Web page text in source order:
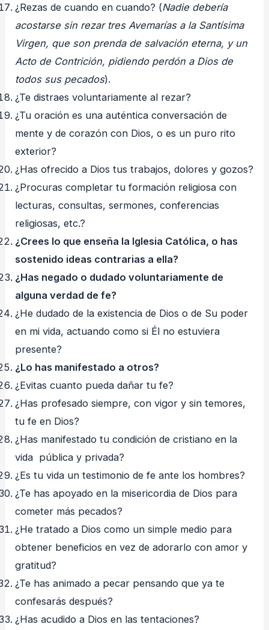
¿Rezas de cuando en cuando? (Nadie debería
acostarse sin rezar tres Avemarías a la Santísima
Virgen, que son prenda de salvación eterna, y un
Acto de Contrición, pidiendo perdón a Dios de
todos sus pecados).
¿Te distraes voluntariamente al rezar?
¿Tu oración es una auténtica conversación de
mente y de corazón con Dios, o es un puro rito
exterior?
¿Has ofrecido a Dios tus trabajos, dolores y gozos?
¿Procuras completar tu formación religiosa con
lecturas, consultas, sermones, conferencias
religiosas, etc.?
¿Crees lo que enseña la Iglesia Católica, o has
sostenido ideas contrarias a ella?
¿Has negado o dudado voluntariamente de
alguna verdad de fe?
¿He dudado de la existencia de Dios o de Su poder
en mi vida, actuando como si Él no estuviera
presente?
¿Lo has manifestado a otros?
¿Evitas cuanto pueda dañar tu fe?
¿Has profesado siempre, con vigor y sin temores,
tu fe en Dios?
¿Has manifestado tu condición de cristiano en la
vida pública y privada?
¿Es tu vida un testimonio de fe ante los hombres?
¿Te has apoyado en la misericordia de Dios para
cometer más pecados?
¿He tratado a Dios como un simple medio para
obtener beneficios en vez de adorarlo con amor y
gratitud?
¿Te has animado a pecar pensando que ya te
confesarás después?
¿Has acudido a Dios en las tentaciones?